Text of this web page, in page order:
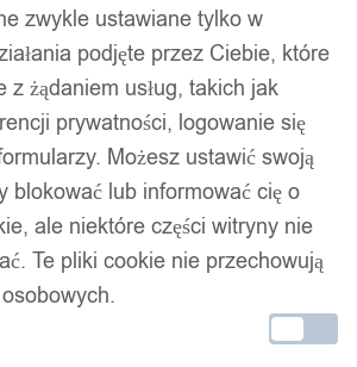
zwykle ustawiane tylko w
podjęte przez Ciebie, które
z żądaniem usług, takich jak
prywatności, logowanie się
Możesz ustawić swoją
blokować lub informować cię o
ale niektóre części witryny nie
Te pliki cookie nie przechowują